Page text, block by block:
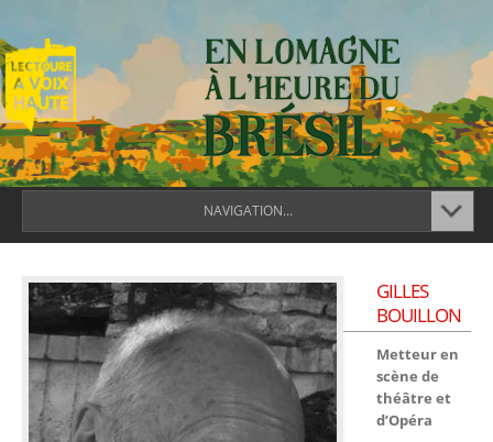
NAVIGATION...
GILLES
BOUILLON
Metteur en
scène de
théâtre et
d’Opéra